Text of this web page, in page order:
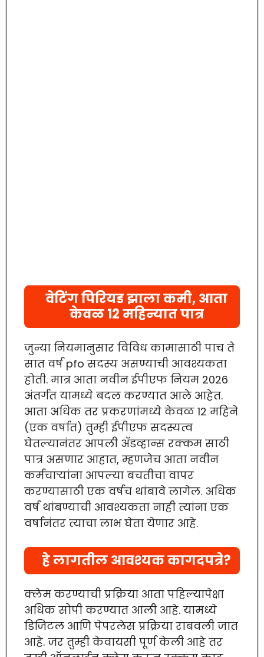
वेटिंग पिरियड झाला कमी, आता
केवळ 12 महिन्यात पात्र
जुन्या नियमानुसार विविध कामासाठी पाच ते
सात वर्ष pfo सदस्य असण्याची आवश्यकता
होती. मात्र आता नवीन ईपीएफ नियम 2026
अंतर्गत यामध्ये बदल करण्यात आले आहेत.
आता अधिक तर प्रकरणांमध्ये केवळ 12 महिने
(एक वर्षात) तुम्ही ईपीएफ सदस्यत्व
घेतल्यानंतर आपली ॲडव्हान्स रक्कम साठी
पात्र असणार आहात, म्हणजेच आता नवीन
कर्मचाऱ्यांना आपल्या बचतीचा वापर
करण्यासाठी एक वर्षच थांबावे लागेल. अधिक
वर्ष थांबण्याची आवश्यकता नाही त्यांना एक
वर्षानंतर त्याचा लाभ घेता येणार आहे.
हे लागतील आवश्यक कागदपत्रे?
क्लेम करण्याची प्रक्रिया आता पहिल्यापेक्षा
अधिक सोपी करण्यात आली आहे. यामध्ये
डिजिटल आणि पेपरलेस प्रक्रिया राबवली जात
आहे. जर तुम्ही केवायसी पूर्ण केली आहे तर